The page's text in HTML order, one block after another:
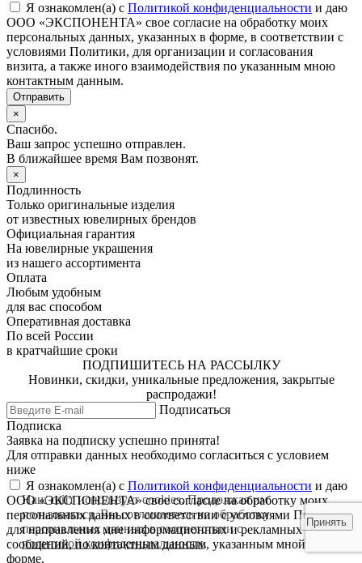
Я ознакомлен(а) с Политикой конфиденциальности и даю
ООО «ЭКСПОНЕНТА» свое согласие на обработку моих
персональных данных, указанных в форме, в соответствии с
условиями Политики, для организации и согласования
визита, а также иного взаимодействия по указанным мною
контактным данным.
Отправить
×
Спасибо.
Ваш запрос успешно отправлен.
В ближайшее время Вам позвонят.
×
Подлинность
Только оригинальные изделия
от известных ювелирных брендов
Официальная гарантия
На ювелирные украшения
из нашего ассортимента
Оплата
Любым удобным
для вас способом
Оперативная доставка
По всей России
в кратчайшие сроки
ПОДПИШИТЕСЬ НА РАССЫЛКУ
Новинки, скидки, уникальные предложения, закрытые
распродажи!
Подписаться
Подписка
Заявка на подписку успешно принята!
Для отправки данных необходимо согласиться с условием
ниже
Я ознакомлен(а) с Политикой конфиденциальности и даю
ООО «ЭКСПОНЕНТА» свое согласие на обработку моих
персональных данных в соответствии с условиями Политики
для направления мне информационных и рекламных
сообщений, по контактным данным, указанным мной в
форме.
Наш сайт использует cookies. Продолжая им
пользоваться, Вы соглашаетесь на обработку
персональных данных в соответствии с
политикой конфиденциальности.
Принять